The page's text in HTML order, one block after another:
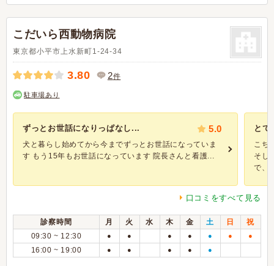
こだいら西動物病院
東京都小平市上水新町1-24-34
3.80 2件
駐車場あり
ずっとお世話になりっぱなし... 5.0
犬と暮らし始めてから今までずっとお世話になっていま
す もう15年もお世話になっています 院長さんと看護...
とて
こち
そし
で、
口コミをすべて見る
診察時間 月 火 水 木 金 土 日
祝
09:30 ~ 12:30
● ● ● ● ● ● ●
16:00 ~ 19:00 ● ● ● ● ●